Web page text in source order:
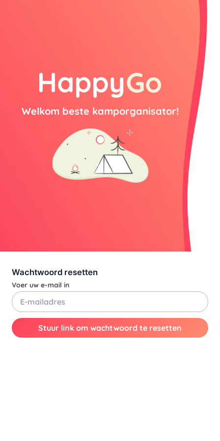
Welkom beste kamporganisator!
Wachtwoord resetten
Voer uw e-mail in
Stuur link om wachtwoord te resetten